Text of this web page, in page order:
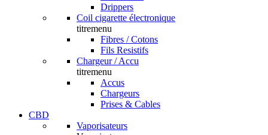
Drippers
Coil cigarette électronique
titremenu
Fibres / Cotons
Fils Resistifs
Chargeur / Accu
titremenu
Accus
Chargeurs
Prises & Cables
CBD
Vaporisateurs